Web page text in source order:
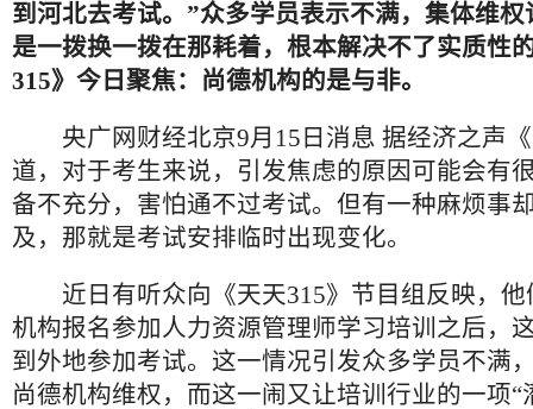
到河北去考试。”众多学员表示不满，集体维
是一拨换一拨在那耗着，根本解决不了实质性
315》今日聚焦：尚德机构的是与非。
央广网财经北京9月15日消息 据经济之声《
道，对于考生来说，引发焦虑的原因可能会有
备不充分，害怕通不过考试。但有一种麻烦事
及，那就是考试安排临时出现变化。
近日有听众向《天天315》节目组反映，他
机构报名参加人力资源管理师学习培训之后，
到外地参加考试。这一情况引发众多学员不满
尚德机构维权，而这一闹又让培训行业的一项“